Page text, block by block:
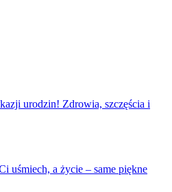
urodzin! Zdrowia, szczęścia i
uśmiech, a życie – same piękne